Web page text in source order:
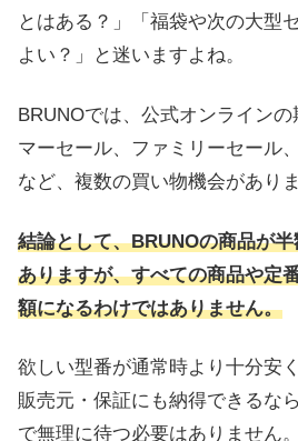
とはある？」「福袋や次の大型
よい？」と迷いますよね。
BRUNOでは、公式オンライン
マーセール、ファミリーセール
など、複数の買い物機会がありま
結論として、BRUNOの商品が
ありますが、すべての商品や定
額になるわけではありません。
欲しい型番が通常時より十分安
販売元・保証にも納得できるな
で無理に待つ必要はありません。